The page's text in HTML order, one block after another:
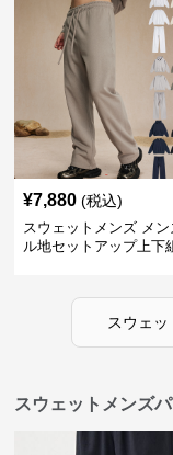
¥7,880 (税込)
スウェットメンズ メン
ル地セットアップ上下
スウェ
スウェットメンズ